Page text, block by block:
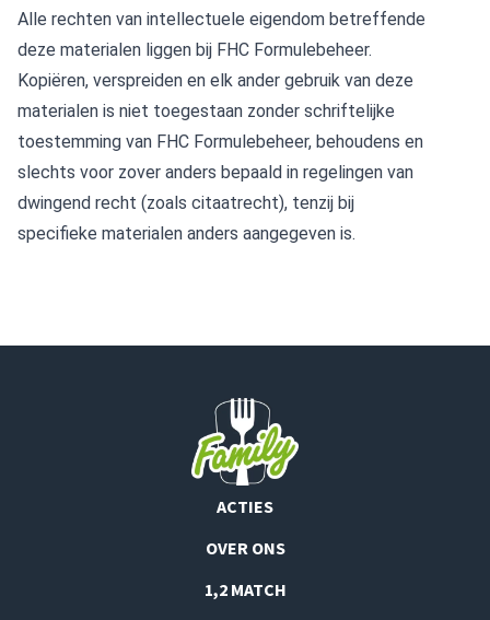
Alle rechten van intellectuele eigendom betreffende
deze materialen liggen bij FHC Formulebeheer.
Kopiëren, verspreiden en elk ander gebruik van deze
materialen is niet toegestaan zonder schriftelijke
toestemming van FHC Formulebeheer, behoudens en
slechts voor zover anders bepaald in regelingen van
dwingend recht (zoals citaatrecht), tenzij bij
specifieke materialen anders aangegeven is.
ACTIES
OVER ONS
1,2 MATCH